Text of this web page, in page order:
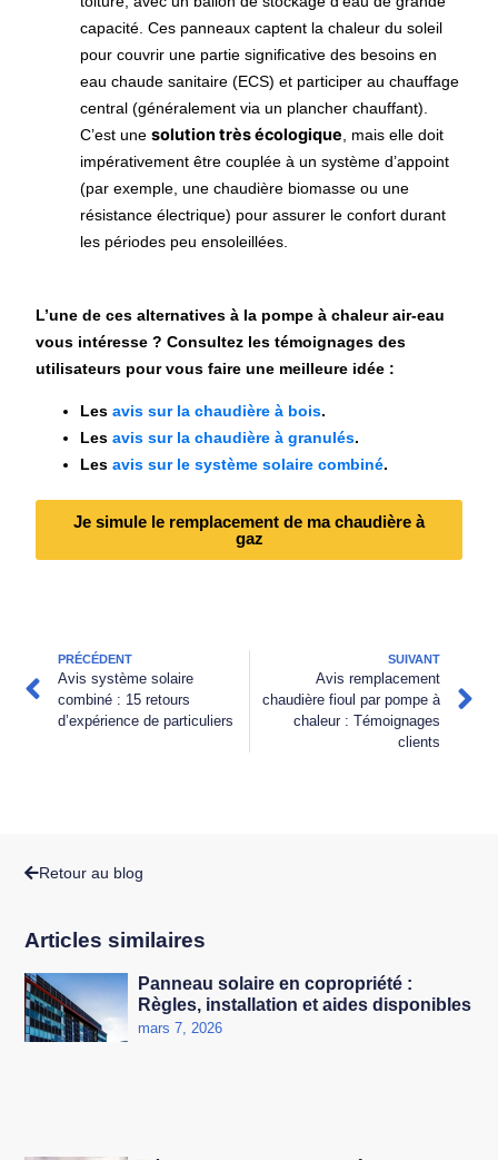
Retour au blog
Articles similaires
Panneau solaire en copropriété :
Règles, installation et aides disponibles
mars 7, 2026
capacité. Ces panneaux captent la chaleur du soleil
pour couvrir une partie significative des besoins en
eau chaude sanitaire (ECS) et participer au chauffage
central (généralement via un plancher chauffant).
C’est unesolution très écologique , mais elle doit
impérativement être couplée à un système d’appoint
(par exemple, une chaudière biomasse ou une
résistance électrique) pour assurer le confort durant
les périodes peu ensoleillées.
L’une de ces alternatives à la pompe à chaleur air-eau
vous intéresse ? Consultez les témoignages des
utilisateurs pour vous faire une meilleure idée :
Lesavis sur la chaudière à bois.
Lesavis sur la chaudière à granulés.
Lesavis sur le système solaire combiné.
Je simule le remplacement de ma chaudière à
gaz
PRÉCÉDENT
Avis système solaire
combiné : 15 retours
d’expérience de particuliers
SUIVANT
Avis remplacement
chaudière fioul par pompe à
chaleur : Témoignages
clients